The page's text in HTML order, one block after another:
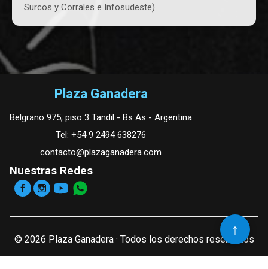
Surcos y Corrales e Infosudeste).
Plaza Ganadera
Belgrano 975, piso 3 Tandil - Bs As - Argentina
Tel: +54 9 2494 638276
contacto@plazaganadera.com
Nuestras Redes
© 2026 Plaza Ganadera · Todos los derechos reservados
↑